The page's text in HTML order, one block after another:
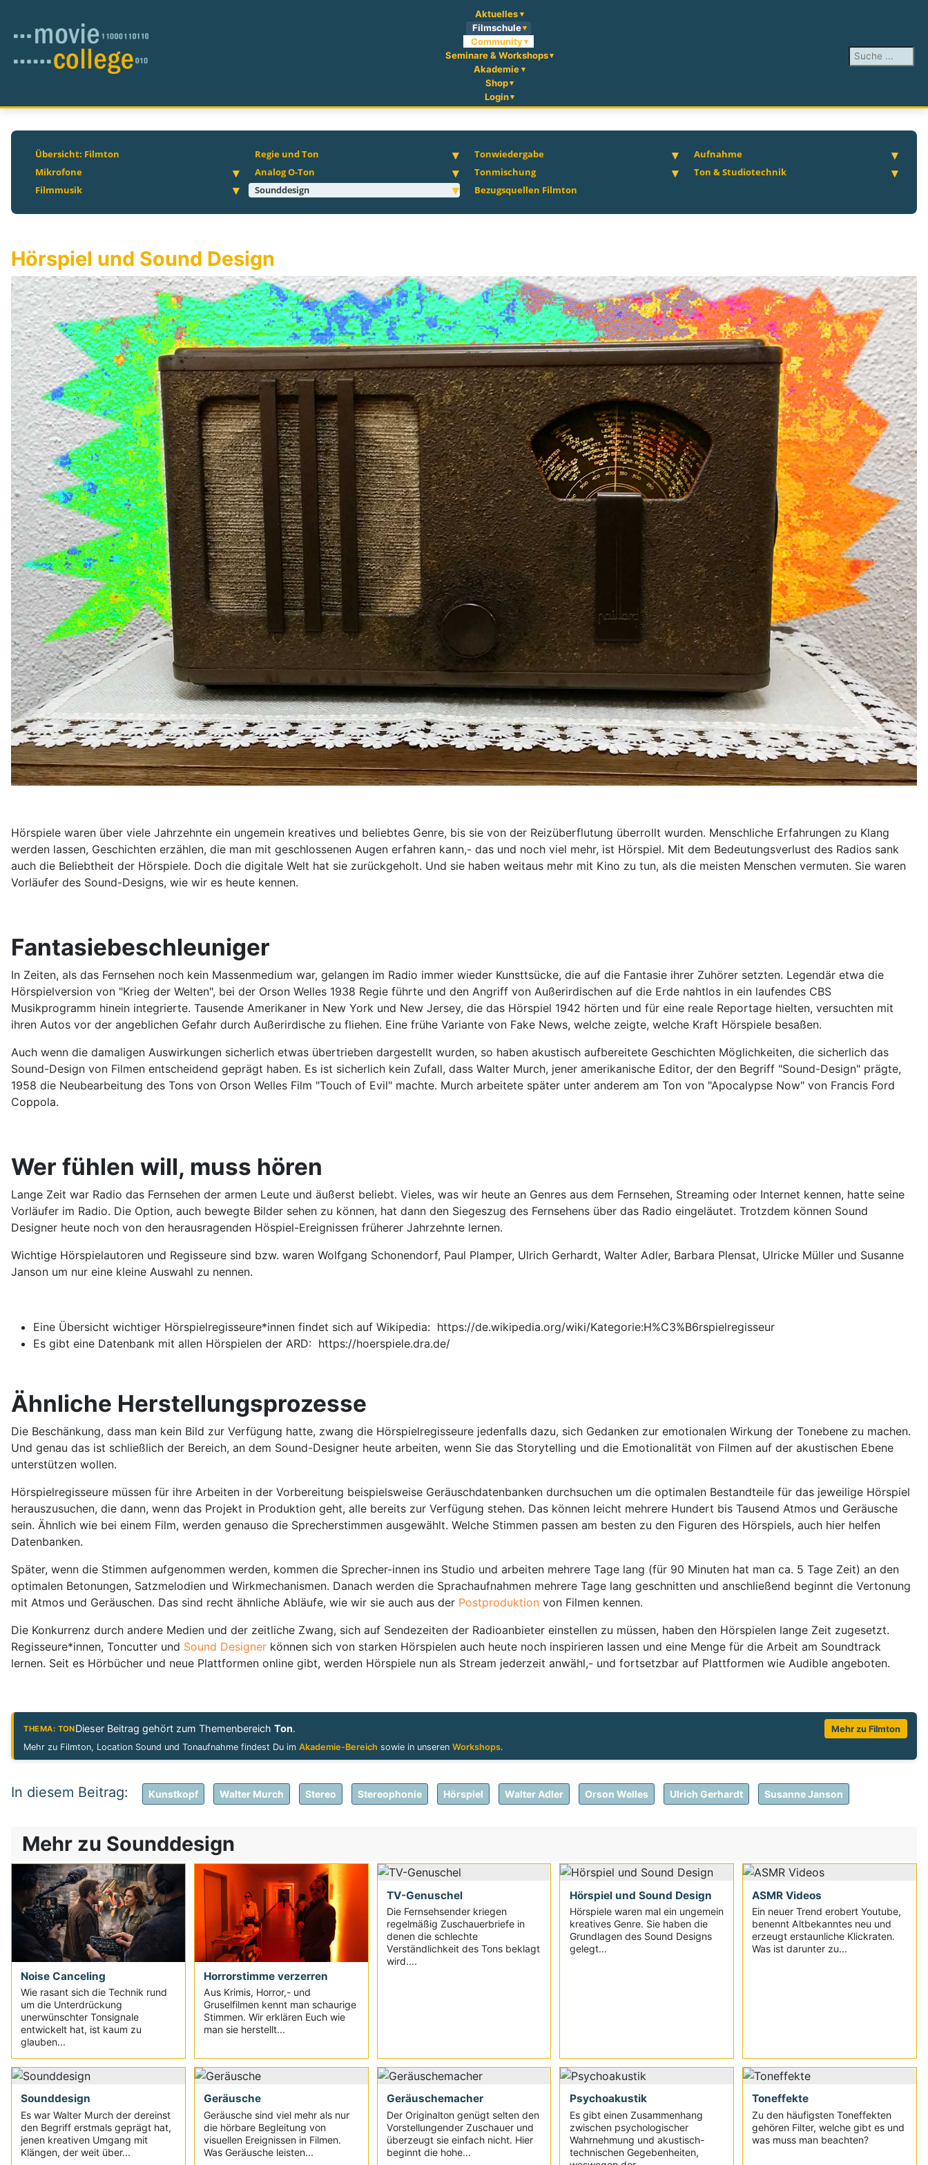
Aktuelles
Filmschule
Community
Seminare & Workshops
Akademie
Shop
Login
Suchen ...
Übersicht: Filmton Regie und Ton Tonwiedergabe
Aufnahme
Mikrofone
Analog O-Ton Tonmischung
Ton & Studiotechnik
Filmmusik
Sounddesign Bezugsquellen Filmton
Hörspiel und Sound Design
Hörspiele waren über viele Jahrzehnte ein ungemein kreatives und beliebtes Genre, bis sie von der Reizüberflutung überrollt wurden. Menschliche Erfahrungen zu Klang
werden lassen, Geschichten erzählen, die man mit geschlossenen Augen erfahren kann,- das und noch viel mehr, ist Hörspiel. Mit dem Bedeutungsverlust des Radios sank
auch die Beliebtheit der Hörspiele. Doch die digitale Welt hat sie zurückgeholt. Und sie haben weitaus mehr mit Kino zu tun, als die meisten Menschen vermuten. Sie waren
Vorläufer des Sound-Designs, wie wir es heute kennen.
Fantasiebeschleuniger
In Zeiten, als das Fernsehen noch kein Massenmedium war, gelangen im Radio immer wieder Kunsttsücke, die auf die Fantasie ihrer Zuhörer setzten. Legendär etwa die
Hörspielversion von "Krieg der Welten", bei der Orson Welles 1938 Regie führte und den Angriff von Außerirdischen auf die Erde nahtlos in ein laufendes CBS
Musikprogramm hinein integrierte. Tausende Amerikaner in New York und New Jersey, die das Hörspiel 1942 hörten und für eine reale Reportage hielten, versuchten mit
ihren Autos vor der angeblichen Gefahr durch Außerirdische zu fliehen. Eine frühe Variante von Fake News, welche zeigte, welche Kraft Hörspiele besaßen.
Auch wenn die damaligen Auswirkungen sicherlich etwas übertrieben dargestellt wurden, so haben akustisch aufbereitete Geschichten Möglichkeiten, die sicherlich das
Sound-Design von Filmen entscheidend geprägt haben. Es ist sicherlich kein Zufall, dass Walter Murch, jener amerikanische Editor, der den Begriff "Sound-Design" prägte,
1958 die Neubearbeitung des Tons von Orson Welles Film "Touch of Evil" machte. Murch arbeitete später unter anderem am Ton von "Apocalypse Now" von Francis Ford
Coppola.
Wer fühlen will, muss hören
Lange Zeit war Radio das Fernsehen der armen Leute und äußerst beliebt. Vieles, was wir heute an Genres aus dem Fernsehen, Streaming oder Internet kennen, hatte seine
Vorläufer im Radio. Die Option, auch bewegte Bilder sehen zu können, hat dann den Siegeszug des Fernsehens über das Radio eingeläutet. Trotzdem können Sound
Designer heute noch von den herausragenden Höspiel-Ereignissen früherer Jahrzehnte lernen.
Wichtige Hörspielautoren und Regisseure sind bzw. waren Wolfgang Schonendorf, Paul Plamper, Ulrich Gerhardt, Walter Adler, Barbara Plensat, Ulricke Müller und Susanne
Janson um nur eine kleine Auswahl zu nennen.
Eine Übersicht wichtiger Hörspielregisseure*innen findet sich auf Wikipedia: https://de.wikipedia.org/wiki/Kategorie:H%C3%B6rspielregisseur
Es gibt eine Datenbank mit allen Hörspielen der ARD: https://hoerspiele.dra.de/
Ähnliche Herstellungsprozesse
Die Beschänkung, dass man kein Bild zur Verfügung hatte, zwang die Hörspielregisseure jedenfalls dazu, sich Gedanken zur emotionalen Wirkung der Tonebene zu machen.
Und genau das ist schließlich der Bereich, an dem Sound-Designer heute arbeiten, wenn Sie das Storytelling und die Emotionalität von Filmen auf der akustischen Ebene
unterstützen wollen.
Hörspielregisseure müssen für ihre Arbeiten in der Vorbereitung beispielsweise Geräuschdatenbanken durchsuchen um die optimalen Bestandteile für das jeweilige Hörspiel
herauszusuchen, die dann, wenn das Projekt in Produktion geht, alle bereits zur Verfügung stehen. Das können leicht mehrere Hundert bis Tausend Atmos und Geräusche
sein. Ähnlich wie bei einem Film, werden genauso die Sprecherstimmen ausgewählt. Welche Stimmen passen am besten zu den Figuren des Hörspiels, auch hier helfen
Datenbanken.
Später, wenn die Stimmen aufgenommen werden, kommen die Sprecher-innen ins Studio und arbeiten mehrere Tage lang (für 90 Minuten hat man ca. 5 Tage Zeit) an den
optimalen Betonungen, Satzmelodien und Wirkmechanismen. Danach werden die Sprachaufnahmen mehrere Tage lang geschnitten und anschließend beginnt die Vertonung
mit Atmos und Geräuschen. Das sind recht ähnliche Abläufe, wie wir sie auch aus der Postproduktion von Filmen kennen.
Die Konkurrenz durch andere Medien und der zeitliche Zwang, sich auf Sendezeiten der Radioanbieter einstellen zu müssen, haben den Hörspielen lange Zeit zugesetzt.
Regisseure*innen, Toncutter und Sound Designer können sich von starken Hörspielen auch heute noch inspirieren lassen und eine Menge für die Arbeit am Soundtrack
lernen. Seit es Hörbücher und neue Plattformen online gibt, werden Hörspiele nun als Stream jederzeit anwähl,- und fortsetzbar auf Plattformen wie Audible angeboten.
THEMA: TONDieser Beitrag gehört zum Themenbereich Ton.
Mehr zu Filmton
Mehr zu Filmton, Location Sound und Tonaufnahme findest Du imAkademie-Bereich sowie in unserenWorkshops.
Kunstkopf Walter Murch Stereo Stereophonie Hörspiel Walter Adler Orson Welles Ulrich Gerhardt Susanne Janson
Mehr zu Sounddesign
Noise Canceling
Wie rasant sich die Technik rund
um die Unterdrückung
unerwünschter Tonsignale
entwickelt hat, ist kaum zu
glauben...
Horrorstimme verzerren
Aus Krimis, Horror,- und
Gruselfilmen kennt man schaurige
Stimmen. Wir erklären Euch wie
man sie herstellt...
TV-Genuschel
Die Fernsehsender kriegen
regelmäßig Zuschauerbriefe in
denen die schlechte
Verständlichkeit des Tons beklagt
wird....
Hörspiel und Sound Design
Hörspiele waren mal ein ungemein
kreatives Genre. Sie haben die
Grundlagen des Sound Designs
gelegt...
ASMR Videos
Ein neuer Trend erobert Youtube,
benennt Altbekanntes neu und
erzeugt erstaunliche Klickraten.
Was ist darunter zu...
Sounddesign
Es war Walter Murch der dereinst
den Begriff erstmals geprägt hat,
jenen kreativen Umgang mit
Klängen, der weit über...
Geräusche
Geräusche sind viel mehr als nur
die hörbare Begleitung von
visuellen Ereignissen in Filmen.
Was Geräusche leisten...
Geräuschemacher
Der Originalton genügt selten den
Vorstellungender Zuschauer und
überzeugt sie einfach nicht. Hier
beginnt die hohe...
Psychoakustik
Es gibt einen Zusammenhang
zwischen psychologischer
Wahrnehmung und akustisch-
technischen Gegebenheiten,
Toneffekte
Zu den häufigsten Toneffekten
gehören Filter, welche gibt es und
was muss man beachten?